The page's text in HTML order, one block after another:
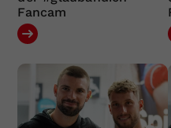
Fancam